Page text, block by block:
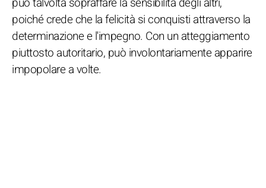
poiché crede che la felicità si conquisti attraverso la
determinazione e l'impegno. Con un atteggiamento
piuttosto autoritario, può involontariamente apparire
impopolare a volte.